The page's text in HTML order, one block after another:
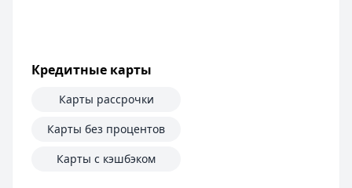
Кредитные карты
Карты рассрочки
Карты без процентов
Карты с кэшбэком